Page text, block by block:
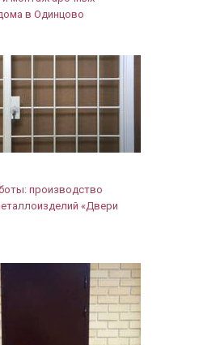
в Одинцово
производство
«Двери